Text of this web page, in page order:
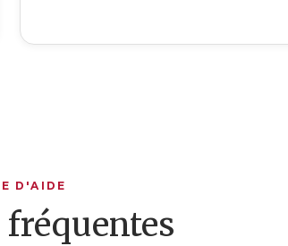
D'AIDE